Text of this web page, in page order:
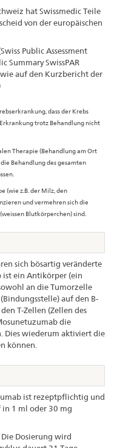
hat Swissmedic Teile
von der europäischen
Public Assessment
Summary SwissPAR
auf den Kurzbericht der
dass der Krebs
trotz Behandlung nicht
Therapie (Behandlung am Ort
Behandlung des gesamten
(wie z.B. der Milz, den
und vermehren sich die
Blutkörperchen) sind.
sich bösartig veränderte
ein Antikörper (ein
an die Tumorzelle
auf den B-
T-Zellen (Zellen des
die
Dies wiederum aktiviert die
können.
ist rezeptpflichtig und
in 1 ml oder 30 mg
Dosierung wird